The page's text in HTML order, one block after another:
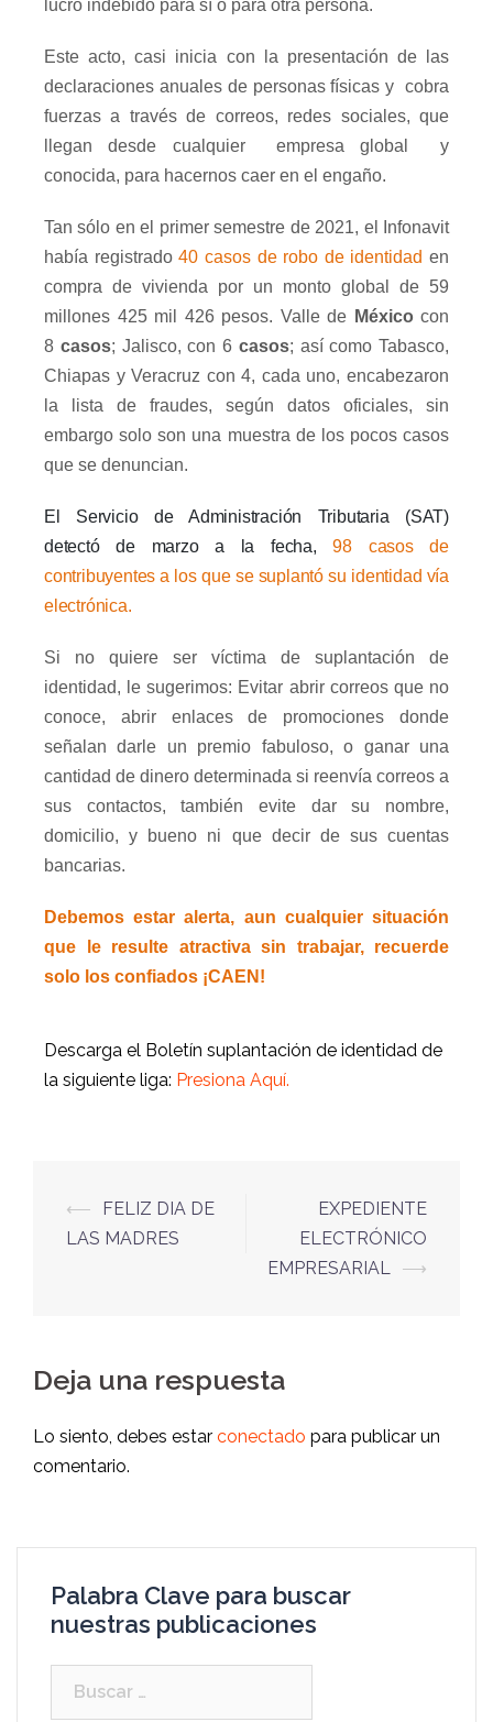
lucro indebido para sí o para otra persona.
Este acto, casi inicia con la presentación de las
declaraciones anuales de personas físicas y cobra
fuerzas a través de correos, redes sociales, que
llegan desde cualquier
empresa global
y
conocida, para hacernos caer en el engaño.
Tan sólo en el primer semestre de 2021, el Infonavit
había registrado40 casos de robo de identidad en
compra de vivienda por un monto global de 59
millones 425 mil 426 pesos. Valle de México con
8 casos; Jalisco, con 6 casos; así como Tabasco,
Chiapas y Veracruz con 4, cada uno, encabezaron
la lista de fraudes, según datos oficiales, sin
embargo solo son una muestra de los pocos casos
que se denuncian.
El Servicio de Administración Tributaria (SAT)
detectó de marzo a la fecha,98 casos de
contribuyentes a los que se suplantó su identidad vía
electrónica.
Si no quiere ser víctima de suplantación de
identidad, le sugerimos: Evitar abrir correos que no
conoce, abrir enlaces de promociones donde
señalan darle un premio fabuloso, o ganar una
cantidad de dinero determinada si reenvía correos a
sus contactos, también evite dar su nombre,
domicilio, y bueno ni que decir de sus cuentas
bancarias.
Debemos estar alerta, aun cualquier situación
que le resulte atractiva sin trabajar, recuerde
solo los confiados ¡CAEN!
Descarga el Boletín suplantación de identidad de
la siguiente liga: Presiona Aquí.
⟵
FELIZ DIA DE
LAS MADRES
EXPEDIENTE
ELECTRÓNICO
EMPRESARIAL ⟶
Deja una respuesta
Lo siento, debes estar conectado para publicar un
comentario.
Palabra Clave para buscar
nuestras publicaciones